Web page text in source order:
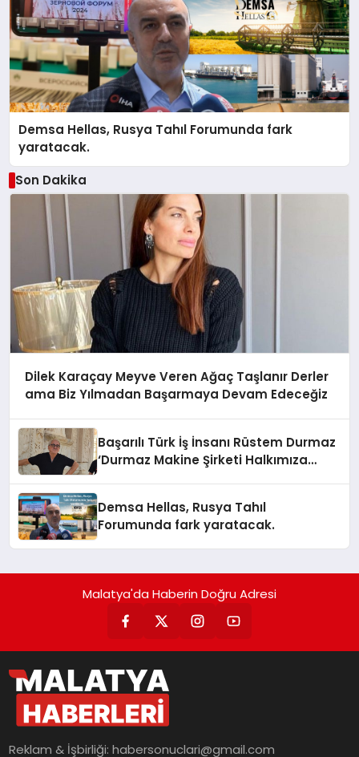
Demsa Hellas, Rusya Tahıl Forumunda fark
yaratacak.
Son Dakika
Dilek Karaçay Meyve Veren Ağaç Taşlanır Derler
ama Biz Yılmadan Başarmaya Devam Edeceğiz
Başarılı Türk İş İnsanı Rüstem Durmaz
‘Durmaz Makine Şirketi Halkımıza
Demsa Hellas, Rusya Tahıl
Forumunda fark yaratacak.
Malatya'da Haberin Doğru Adresi
Reklam & İşbirliği:habersonuclari@gmail.com